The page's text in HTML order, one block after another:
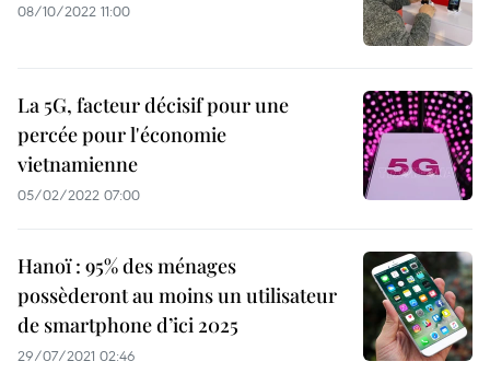
08/10/2022 11:00
La 5G, facteur décisif pour une
percée pour l'économie
vietnamienne
05/02/2022 07:00
Hanoï : 95% des ménages
possèderont au moins un utilisateur
de smartphone d’ici 2025
29/07/2021 02:46